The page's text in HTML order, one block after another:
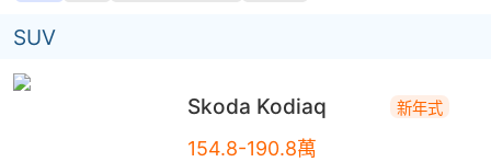
SUV
Skoda Kodiaq 新年式
154.8-190.8萬